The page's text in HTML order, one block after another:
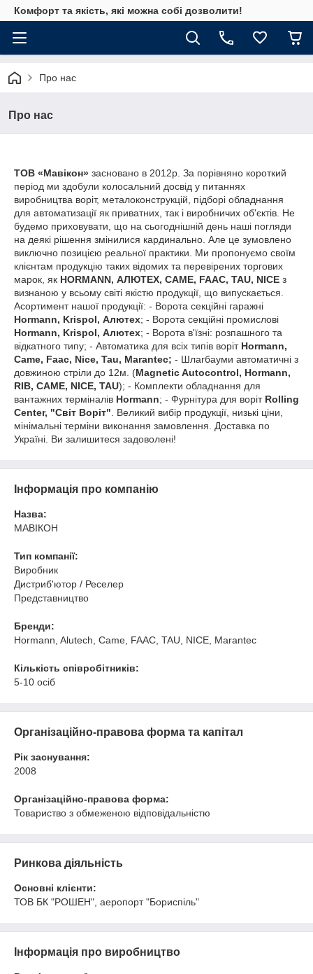
Комфорт та якість, які можна собі дозволити!
Про нас
Про нас
ТОВ «Мавікон» засновано в 2012р. За порівняно короткий
період ми здобули колосальний досвід у питаннях
виробництва воріт, металоконструкцій, підборі обладнання
для автоматизації як приватних, так і виробничих об'єктів. Не
будемо приховувати, що на сьогоднішній день наші погляди
на деякі рішення змінилися кардинально. Але це зумовлено
виключно позицією реальної практики. Ми пропонуємо своїм
клієнтам продукцію таких відомих та перевірених торгових
марок, як HORMANN, АЛЮТЕХ, CAME, FAAC, TAU, NICE з
визнаною у всьому світі якістю продукції, що випускається.
Асортимент нашої продукції: - Ворота секційні гаражні
Hormann, Krispol, Алютех; - Ворота секційні промислові
Hormann, Krispol, Алютех; - Ворота в'їзні: розпашного та
відкатного типу; - Автоматика для всіх типів воріт Hormann,
Came, Faac, Nice, Tau, Marantec; - Шлагбауми автоматичні з
довжиною стріли до 12м. (Magnetic Autocontrol, Hormann,
RIB, CAME, NICE, TAU); - Комплекти обладнання для
вантажних терміналів Hormann; - Фурнітура для воріт Rolling
Center, "Світ Воріт" . Великий вибір продукції, низькі ціни,
мінімальні терміни виконання замовлення. Доставка по
Україні. Ви залишитеся задоволені!
Інформація про компанію
Назва:
МАВІКОН
Тип компанії:
Виробник
Дистриб'ютор / Реселер
Представництво
Бренди:
Hormann, Alutech, Came, FAAC, TAU, NICE, Marantec
Кількість співробітників:
5-10 осіб
Організаційно-правова форма та капітал
Рік заснування:
2008
Організаційно-правова форма:
Товариство з обмеженою відповідальністю
Ринкова діяльність
Основні клієнти:
ТОВ БК "РОШЕН", аеропорт "Бориспіль"
Інформація про виробництво